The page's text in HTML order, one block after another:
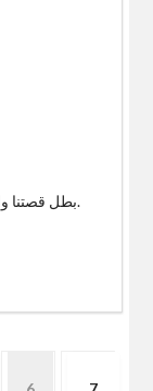
بطل قصتنا واحد من أثرياء العالم، لقد ملأ صندوقه بالكنوز.